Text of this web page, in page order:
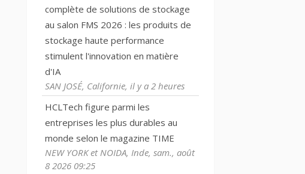
complète de solutions de stockage
au salon FMS 2026 : les produits de
stockage haute performance
stimulent l'innovation en matière
d'IA
SAN JOSÉ, Californie, il y a 2 heures
HCLTech figure parmi les
entreprises les plus durables au
monde selon le magazine TIME
NEW YORK et NOIDA, Inde, sam., août
8 2026 09:25